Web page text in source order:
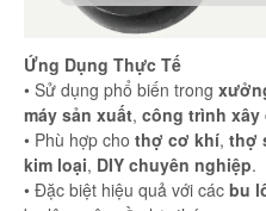
Ứng Dụng Thực Tế
• Sử dụng phổ biến trong
máy sản xuất, công trình xây
• Phù hợp cho thợ cơ khí, thợ
kim loại, DIY chuyên nghiệp.
• Đặc biệt hiệu quả với các bu